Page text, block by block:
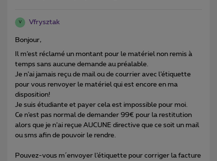
V Vfrysztak
Bonjour,
Il m’est réclamé un montant pour le matériel non remis à
temps sans aucune demande au préalable.
Je n’ai jamais reçu de mail ou de courrier avec l’étiquette
pour vous renvoyer le matériel qui est encore en ma
disposition!
Je suis étudiante et payer cela est impossible pour moi.
Ce n’est pas normal de demander 99€ pour la restitution
alors que je n’ai reçue AUCUNE directive que ce soit un mail
ou sms afin de pouvoir le rendre.
Pouvez-vous m´envoyer l’étiquette pour corriger la facture